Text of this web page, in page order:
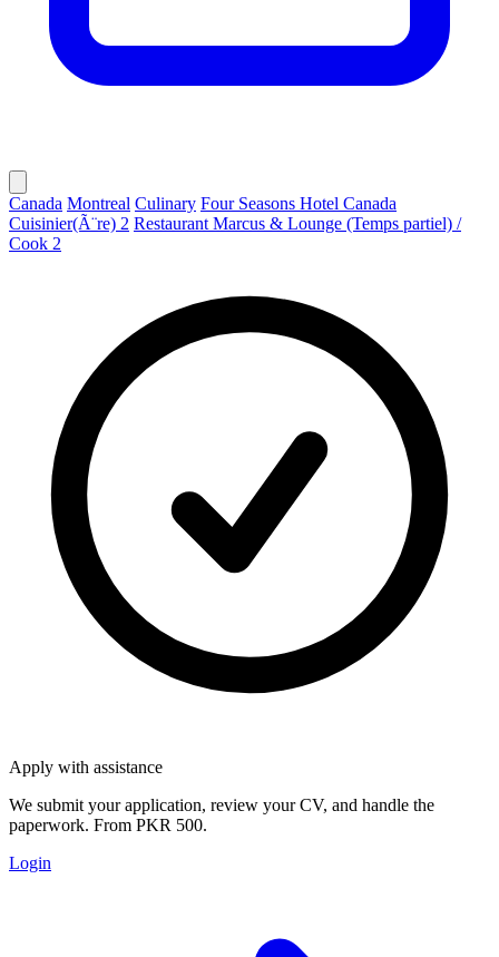
Canada Montreal Culinary Four Seasons Hotel Canada
Cuisinier(Ã¨re) 2 Restaurant Marcus & Lounge (Temps partiel) /
Cook 2
Apply with assistance
We submit your application, review your CV, and handle the
paperwork. From PKR 500.
Login